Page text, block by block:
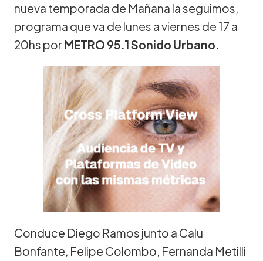
nueva temporada de Mañana la seguimos,
programa que va de lunes a viernes de 17 a
20hs por METRO 95.1 Sonido Urbano.
Conduce Diego Ramos junto a Calu
Bonfante, Felipe Colombo, Fernanda Metilli